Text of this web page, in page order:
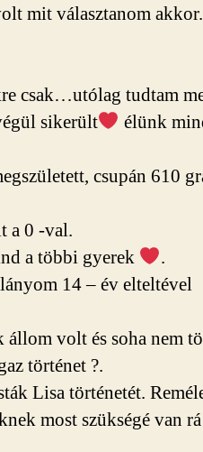
mit választanom akkor.
csak…utólag tudtam
sikerült
élünk
csupán 610
a 0 -val.
a többi gyerek
.
14 – év elteltével
állom volt és soha nem
történet ?.
Lisa történetét.
most szükségé van rá